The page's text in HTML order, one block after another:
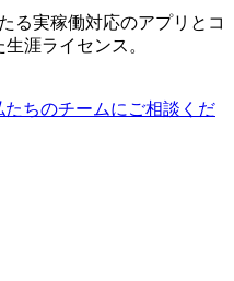
る実稼働対応のアプリとコ
涯ライセンス。
ちのチームにご相談くだ